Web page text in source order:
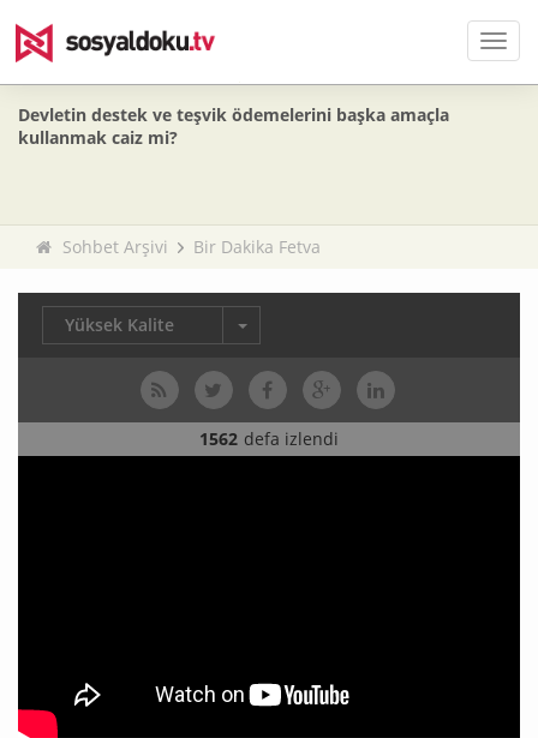
Menü
Devletin destek ve teşvik ödemelerini başka amaçla
kullanmak caiz mi?
Sohbet Arşivi Bir Dakika Fetva
Yüksek Kalite
1562 defa izlendi